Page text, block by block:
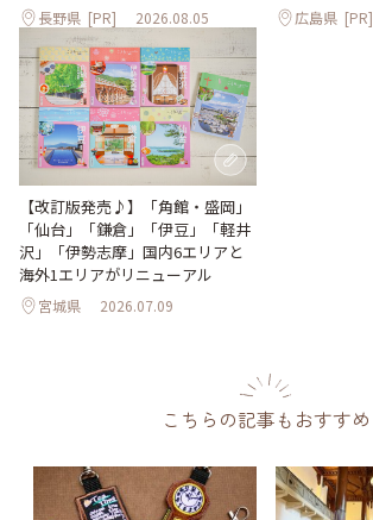
長野県 [PR] 2026.08.05 広島県 [PR]
【改訂版発売♪】「角館・盛岡」
「仙台」「鎌倉」「伊豆」「軽井
沢」「伊勢志摩」国内6エリアと
海外1エリアがリニューアル
宮城県 2026.07.09
こちらの記事もおすすめ